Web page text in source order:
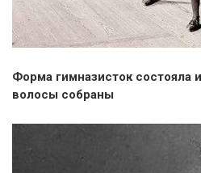
Форма гимназисток состояла
волосы собраны